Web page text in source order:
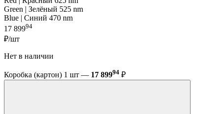
Green | Зелёный 525 nm
Blue | Синий 470 nm
17 89994
₽/шт
Нет в наличии
Коробка (картон) 1 шт — 17 89994 ₽